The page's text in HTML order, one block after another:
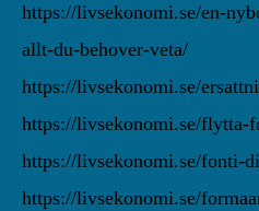
https://livsekonomi.se/en-
allt-du-behover-veta/
https://livsekonomi.se/
https://livsekonomi.se/flytta-
https://livsekonomi.se/fonti-
https://livsekonomi.se/